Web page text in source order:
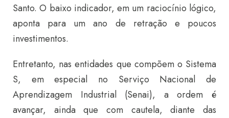
Santo. O baixo indicador, em um raciocínio lógico,
aponta para um ano de retração e poucos
investimentos.
Entretanto, nas entidades que compõem o Sistema
S, em especial no Serviço Nacional de
Aprendizagem Industrial (Senai), a ordem é
avançar, ainda que com cautela, diante das